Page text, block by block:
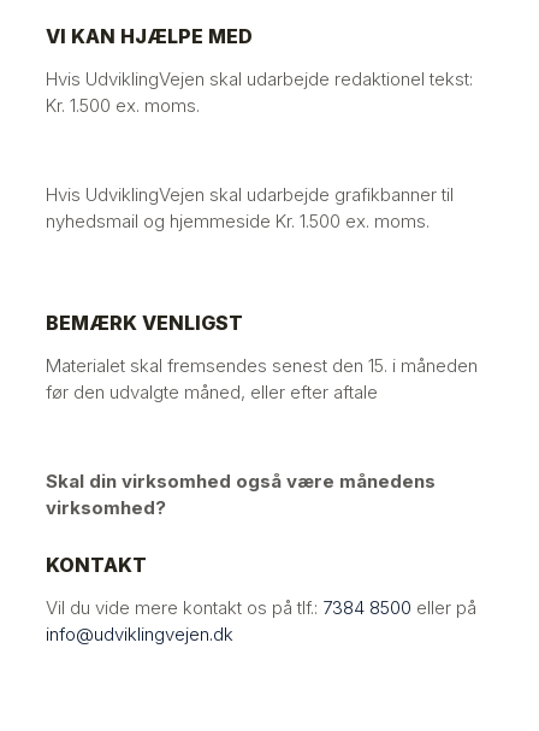
VI KAN HJÆLPE MED
Hvis UdviklingVejen skal udarbejde redaktionel tekst:
Kr. 1.500 ex. moms.
Hvis UdviklingVejen skal udarbejde grafikbanner til
nyhedsmail og hjemmeside Kr. 1.500 ex. moms.
BEMÆRK VENLIGST
Materialet skal fremsendes senest den 15. i måneden
før den udvalgte måned, eller efter aftale
Skal din virksomhed også være månedens
virksomhed?
KONTAKT
Vil du vide mere kontakt os på tlf.: 7384 8500 eller på
info@udviklingvejen.dk